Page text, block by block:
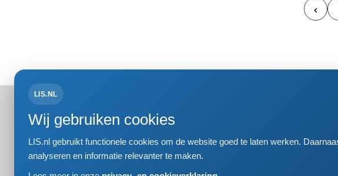
2333 CC Leiden
LIS.NL
Wij gebruiken cookies
LIS.nl gebruikt functionele cookies om de website goed te laten werken.
analyseren en informatie relevanter te maken.